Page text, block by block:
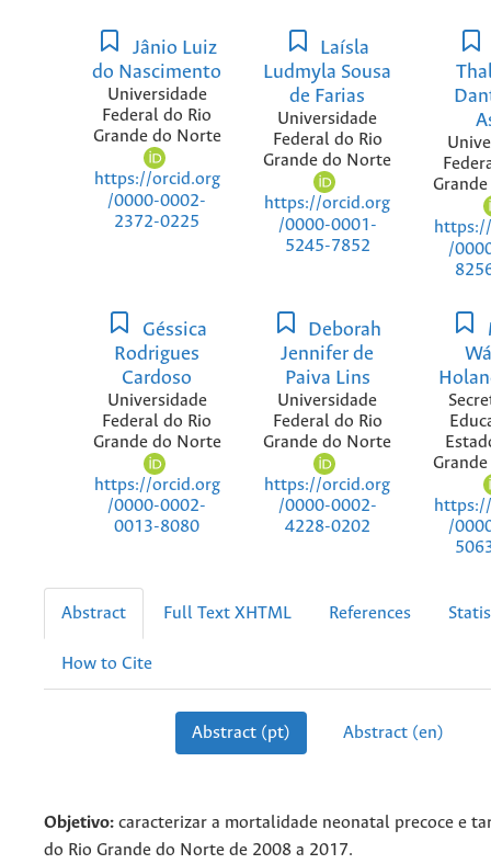
Jânio Luiz
do Nascimento
Universidade
Federal do Rio
Grande do Norte
https://orcid.org
/0000-0002-
2372-0225
Laísla
Ludmyla Sousa
de Farias
Universidade
Federal do Rio
Grande do Norte
https://orcid.org
/0000-0001-
5245-7852
/
Géssica
Rodrigues
Cardoso
Universidade
Federal do Rio
Grande do Norte
https://orcid.org
/0000-0002-
0013-8080
Deborah
Jennifer de
Paiva Lins
Universidade
Federal do Rio
Grande do Norte
https://orcid.org
/0000-0002-
4228-0202
/
Abstract Full Text XHTML References
How to Cite
Abstract (pt) Abstract (en)
Objetivo: caracterizar a mortalidade neonatal precoce e
do Rio Grande do Norte de 2008 a 2017.